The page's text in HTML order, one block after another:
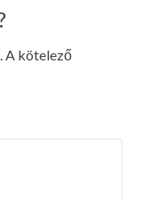
A kötelező